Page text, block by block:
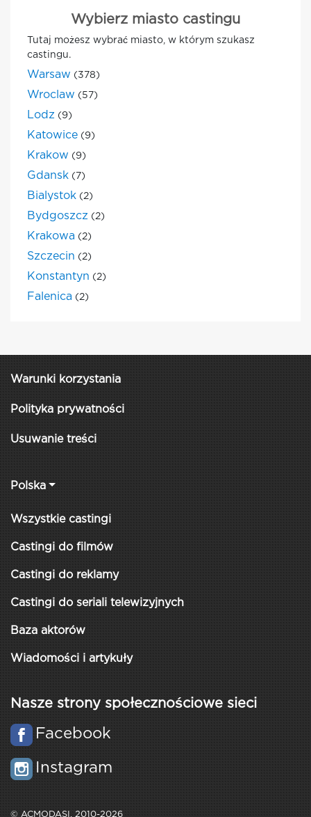
Wybierz miasto castingu
Tutaj możesz wybrać miasto, w którym szukasz
castingu.
Warsaw (378)
Wroclaw (57)
Lodz (9)
Katowice (9)
Krakow (9)
Gdansk (7)
Bialystok (2)
Bydgoszcz (2)
Krakowa (2)
Szczecin (2)
Konstantyn (2)
Falenica (2)
Warunki korzystania
Polityka prywatności
Usuwanie treści
Polska
Wszystkie castingi
Castingi do filmów
Castingi do reklamy
Castingi do seriali telewizyjnych
Baza aktorów
Wiadomości i artykuły
Nasze strony społecznościowe sieci
Facebook
Instagram
© ACMODASI, 2010-2026